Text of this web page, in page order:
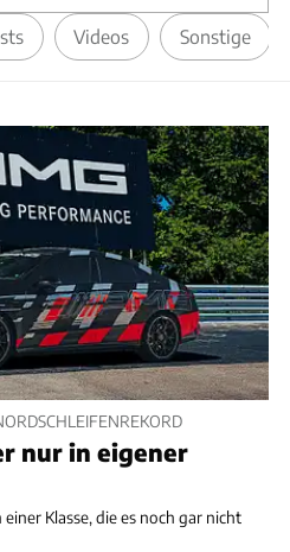
Videos Sonstige
nur in eigener
Klasse, die es noch gar nicht